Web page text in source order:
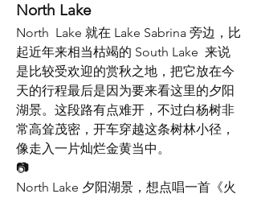
North Lake
North  Lake 就在 Lake Sabrina 旁边，比
起近年来相当枯竭的 South Lake  来说
是比较受欢迎的赏秋之地，把它放在今
天的行程最后是因为要来看这里的夕阳
湖景。这段路有点难开，不过白杨树非
常高耸茂密，开车穿越这条树林小径，
像走入一片灿烂金黄当中。
📷
North Lake 夕阳湖景，想点唱一首《火